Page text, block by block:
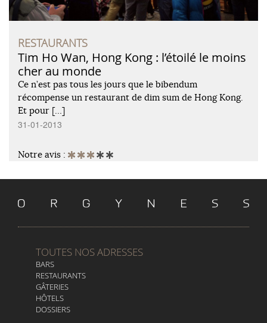
RESTAURANTS
Tim Ho Wan, Hong Kong : l’étoilé le moins
cher au monde
Ce n’est pas tous les jours que le bibendum
récompense un restaurant de dim sum de Hong Kong.
Et pour […]
31-01-2013
Notre avis :
TOUTES NOS ADRESSES
BARS
RESTAURANTS
GÂTERIES
HÔTELS
DOSSIERS